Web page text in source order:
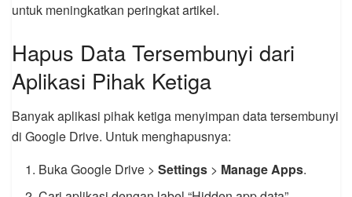
untuk meningkatkan peringkat artikel.
Hapus Data Tersembunyi dari
Aplikasi Pihak Ketiga
Banyak aplikasi pihak ketiga menyimpan data tersembunyi
di Google Drive. Untuk menghapusnya:
Buka Google Drive >Settings > Manage Apps.